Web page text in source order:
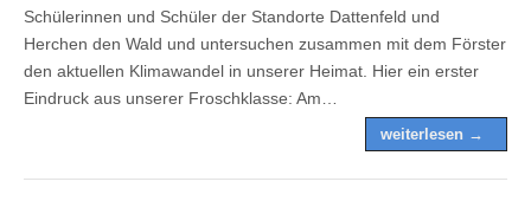
Schülerinnen und Schüler der Standorte Dattenfeld und
Herchen den Wald und untersuchen zusammen mit dem Förster
den aktuellen Klimawandel in unserer Heimat. Hier ein erster
Eindruck aus unserer Froschklasse: Am…
weiterlesen →